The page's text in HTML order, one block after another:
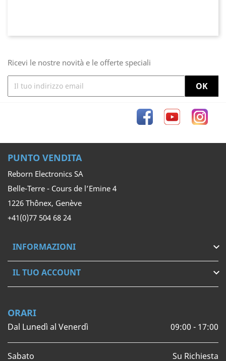
Ricevi le nostre novità e le offerte speciali
FacebookYouTube
PUNTO VENDITA
Reborn Electronics SA
Belle-Terre - Cours de l’Emine 4
1226 Thônex, Genève
+41(0)77 504 68 24
INFORMAZIONI 
IL TUO ACCOUNT 
ORARI
Dal Lunedì al Venerdì 09:00 - 17:00
Sabato Su Richiesta